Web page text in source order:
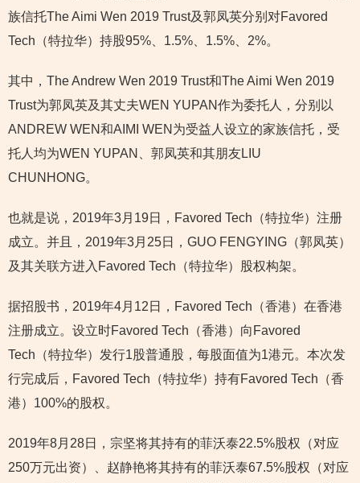
族信托The Aimi Wen 2019 Trust及郭凤英分别对Favored
Tech（特拉华）持股95%、1.5%、1.5%、2%。
其中，The Andrew Wen 2019 Trust和The Aimi Wen 2019
Trust为郭凤英及其丈夫WEN YUPAN作为委托人，分别以
ANDREW WEN和AIMI WEN为受益人设立的家族信托，受
托人均为WEN YUPAN、郭凤英和其朋友LIU
CHUNHONG。
也就是说，2019年3月19日，Favored Tech（特拉华）注册
成立。并且，2019年3月25日，GUO FENGYING（郭凤英）
及其关联方进入Favored Tech（特拉华）股权构架。
据招股书，2019年4月12日，Favored Tech（香港）在香港
注册成立。设立时Favored Tech（香港）向Favored
Tech（特拉华）发行1股普通股，每股面值为1港元。本次发
行完成后，Favored Tech（特拉华）持有Favored Tech（香
港）100%的股权。
2019年8月28日，宗坚将其持有的菲沃泰22.5%股权（对应
250万元出资）、赵静艳将其持有的菲沃泰67.5%股权（对应